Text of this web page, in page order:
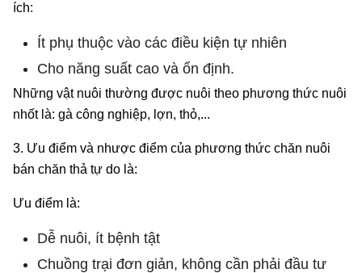
ích:
Ít phụ thuộc vào các điều kiện tự nhiên
Cho năng suất cao và ổn định.
Những vật nuôi thường được nuôi theo phương thức nuôi
nhốt là: gà công nghiệp, lợn, thỏ,...
3. Ưu điểm và nhược điểm của phương thức chăn nuôi
bán chăn thả tự do là:
Ưu điểm là:
Dễ nuôi, ít bệnh tật
Chuồng trại đơn giản, không cần phải đầu tư